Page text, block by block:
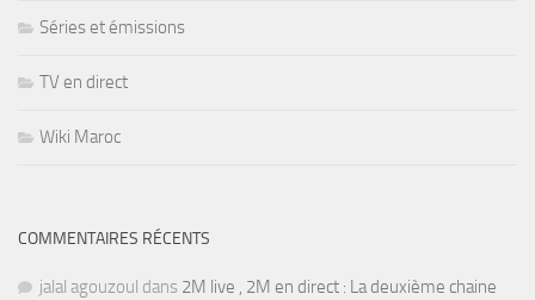
Séries et émissions
TV en direct
Wiki Maroc
COMMENTAIRES RÉCENTS
jalal agouzoul dans 2M live , 2M en direct : La deuxième chaine